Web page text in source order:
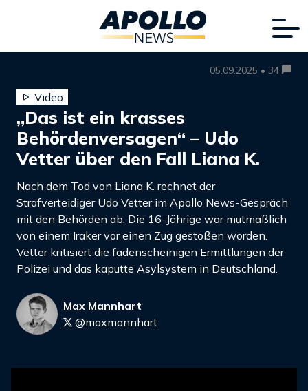
05.09.2025 • 34
Video
„Das ist ein krasses
Behördenversagen“ – Udo
Vetter über den Fall Liana K.
Nach dem Tod von Liana K. rechnet der
Strafverteidiger Udo Vetter im Apollo News-Gespräch
mit den Behörden ab. Die 16-Jährige war mutmaßlich
von einem Iraker vor einen Zug gestoßen worden.
Vetter kritisiert die fadenscheinigen Ermittlungen der
Polizei und das kaputte Asylsystem in Deutschland.
Max Mannhart
@maxmannhart